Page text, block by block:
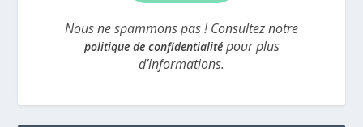
Nous ne spammons pas ! Consultez notre
politique de confidentialitépour plus
d’informations.